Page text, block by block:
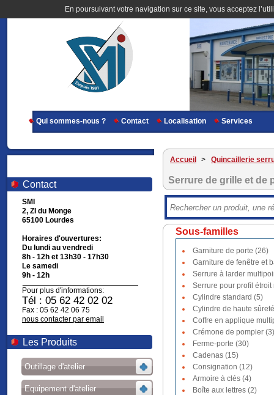
En poursuivant votre navigation sur ce site, vous acceptez
Qui sommes-nous ? Contact Localisation Services
Contact
SMI
2, ZI du Monge
65100 Lourdes
Horaires d'ouvertures:
Du lundi au vendredi
8h - 12h et 13h30 - 17h30
Le samedi
9h - 12h
Pour plus d'informations:
Tél : 05 62 42 02 02
Fax : 05 62 42 06 75
nous contacter par email
Les Produits
Outillage d'atelier
Equipement d'atelier
Accueil > Quincaillerie
Serrure de grille et de
Sous-familles
Garniture de porte (26)
Garniture de fenêtre et
Serrure à larder
Serrure pour profil étroit
Cylindre standard (5)
Cylindre de haute
Coffre en applique
Crémone de pompier (3)
Ferme-porte (30)
Cadenas (15)
Consignation (12)
Armoire à clés (4)
Boîte aux lettres (2)